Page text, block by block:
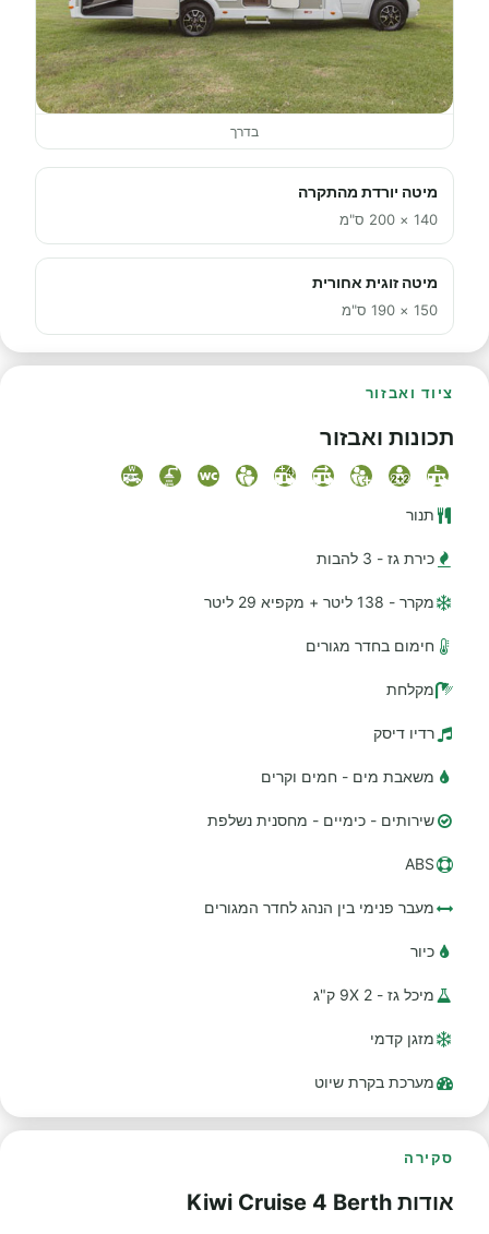
בדרך
מיטה יורדת מהתקרה
140 × 200 ס"מ
מיטה זוגית אחורית
150 × 190 ס"מ
ציוד ואבזור
תכונות ואבזור
תנור
כירת גז - 3 להבות
מקרר - 138 ליטר + מקפיא 29 ליטר
חימום בחדר מגורים
מקלחת
רדיו דיסק
משאבת מים - חמים וקרים
שירותים - כימיים - מחסנית נשלפת
ABS
מעבר פנימי בין הנהג לחדר המגורים
כיור
מיכל גז - 2 9X ק"ג
מזגן קדמי
מערכת בקרת שיוט
סקירה
אודות Kiwi Cruise 4 Berth